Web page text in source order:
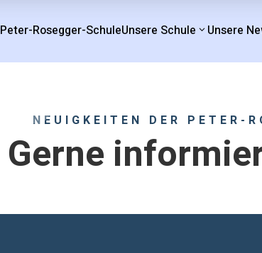
Peter-Rosegger-SchuleUnsere Schule Unsere
NEUIGKEITEN DER PETER-
Gerne